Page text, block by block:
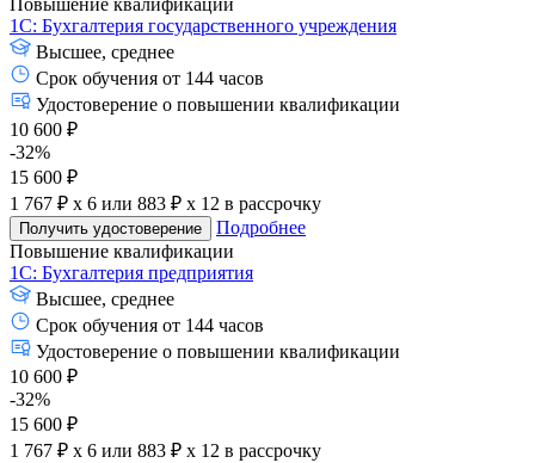
Повышение квалификации
1С: Бухгалтерия государственного учреждения
Высшее, среднее
Срок обучения от 144 часов
Удостоверение о повышении квалификации
10 600 ₽
-32%
15 600 ₽
1 767 ₽ x 6 или 883 ₽ x 12 в рассрочку
Получить удостоверение
Подробнее
Повышение квалификации
1С: Бухгалтерия предприятия
Высшее, среднее
Срок обучения от 144 часов
Удостоверение о повышении квалификации
10 600 ₽
-32%
15 600 ₽
1 767 ₽ x 6 или 883 ₽ x 12 в рассрочку